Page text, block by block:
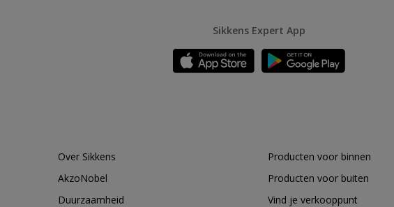
Sikkens Expert App
Over Sikkens
AkzoNobel
Duurzaamheid
Producten voor binnen
Producten voor buiten
Vind je verkooppunt